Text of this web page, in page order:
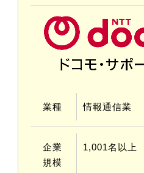
業種 情報通信業
企業
規模
1,001名以上